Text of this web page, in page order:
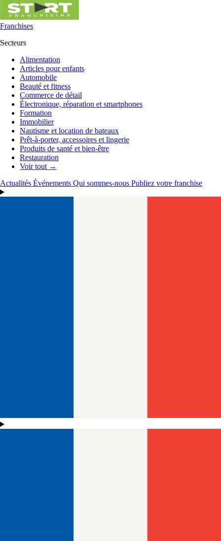
Franchises
Secteurs
Alimentation
Articles pour enfants
Automobile
Beauté et fitness
Commerce de détail
Électronique, réparation et smartphones
Formation
Immobilier
Nautisme et location de bateaux
Prêt-à-porter, accessoires et lingerie
Produits de santé et bien-être
Restauration
Voir tout →
Actualités Événements Qui sommes-nous Publiez votre franchise